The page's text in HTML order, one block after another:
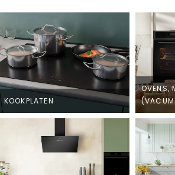
KOOKPLATEN
OVENS,